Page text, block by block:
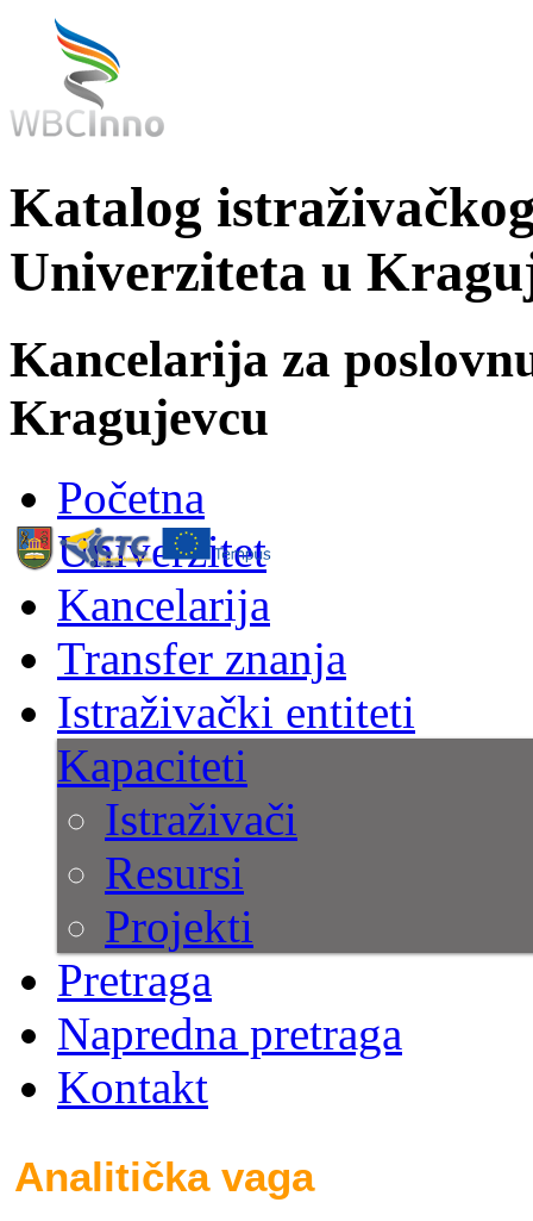
Katalog
Univerziteta u
Kancelarija za
Kragujevcu
Početna
Univerzitet
Kancelarija
Transfer znanja
Istraživački entiteti
Kapaciteti
Istraživači
Resursi
Projekti
Pretraga
Napredna pretraga
Kontakt
Analitička vaga